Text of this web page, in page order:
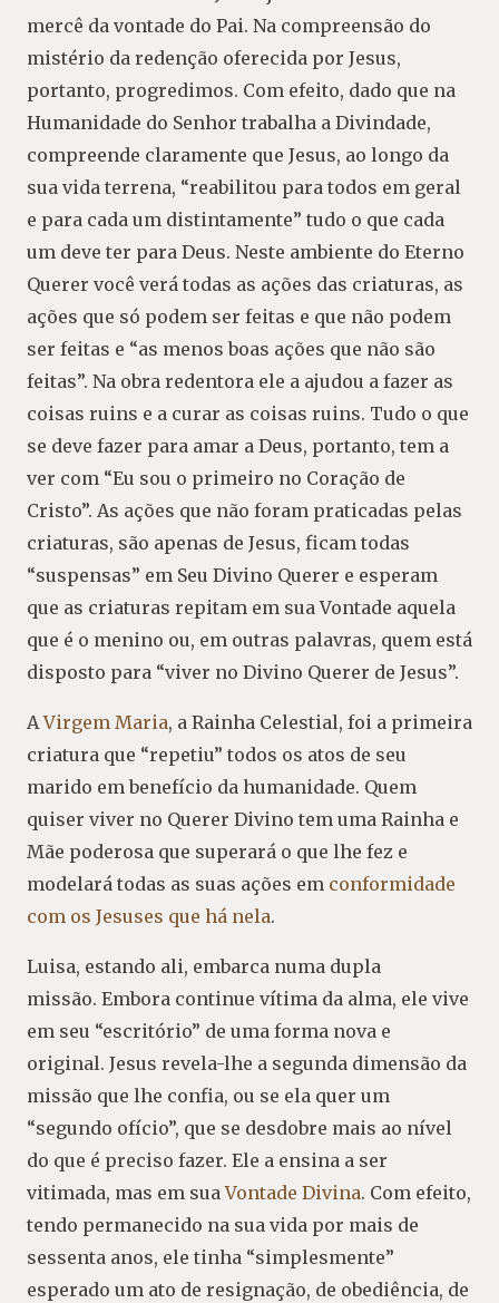
mercê da vontade do Pai. Na compreensão do
mistério da redenção oferecida por Jesus,
portanto, progredimos. Com efeito, dado que na
Humanidade do Senhor trabalha a Divindade,
compreende claramente que Jesus, ao longo da
sua vida terrena, “reabilitou para todos em geral
e para cada um distintamente” tudo o que cada
um deve ter para Deus. Neste ambiente do Eterno
Querer você verá todas as ações das criaturas, as
ações que só podem ser feitas e que não podem
ser feitas e “as menos boas ações que não são
feitas”. Na obra redentora ele a ajudou a fazer as
coisas ruins e a curar as coisas ruins. Tudo o que
se deve fazer para amar a Deus, portanto, tem a
ver com “Eu sou o primeiro no Coração de
Cristo”. As ações que não foram praticadas pelas
criaturas, são apenas de Jesus, ficam todas
“suspensas” em Seu Divino Querer e esperam
que as criaturas repitam em sua Vontade aquela
que é o menino ou, em outras palavras, quem está
disposto para “viver no Divino Querer de Jesus”.
AVirgem Maria, a Rainha Celestial, foi a primeira
criatura que “repetiu” todos os atos de seu
marido em benefício da humanidade. Quem
quiser viver no Querer Divino tem uma Rainha e
Mãe poderosa que superará o que lhe fez e
modelará todas as suas ações em conformidade
com os Jesuses que há nela.
Luisa, estando ali, embarca numa dupla
missão. Embora continue vítima da alma, ele vive
em seu “escritório” de uma forma nova e
original. Jesus revela-lhe a segunda dimensão da
missão que lhe confia, ou se ela quer um
“segundo ofício”, que se desdobre mais ao nível
do que é preciso fazer. Ele a ensina a ser
vitimada, mas em suaVontade Divina. Com efeito,
tendo permanecido na sua vida por mais de
sessenta anos, ele tinha “simplesmente”
esperado um ato de resignação, de obediência, de